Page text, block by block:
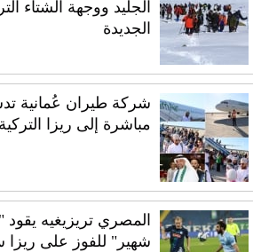
الجليد ووجهة الشتاء
الجديدة
شركة طيران عُمانية
مباشرة إلى ريزا التركية
المصري تريزيغيه يقود
شهير" للفوز على